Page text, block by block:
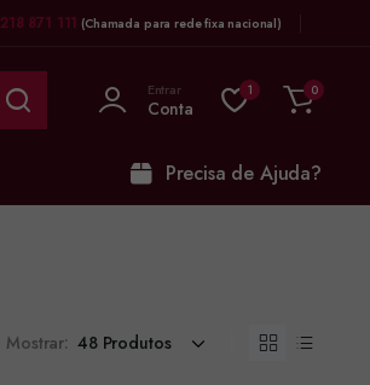
218 871 111 (Chamada para rede fixa nacional)
Entrar
Conta
1 0
Precisa de Ajuda?
Mostrar: